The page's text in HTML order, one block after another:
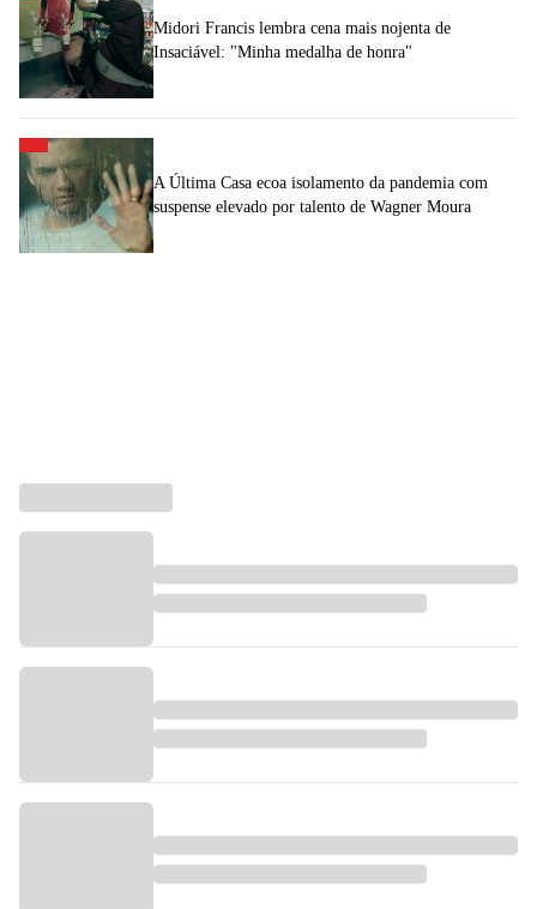
Midori Francis lembra cena mais nojenta de
Insaciável: "Minha medalha de honra"
A Última Casa ecoa isolamento da pandemia com
suspense elevado por talento de Wagner Moura